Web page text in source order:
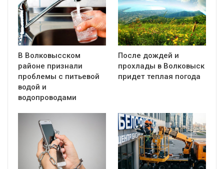
В Волковысском
районе признали
проблемы с питьевой
водой и
водопроводами
После дождей и
прохлады в Волковыск
придет теплая погода